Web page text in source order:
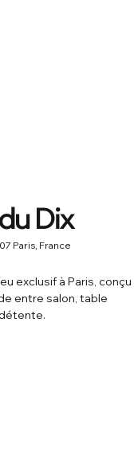
Dix
Paris, France
exclusif à Paris, conçu
entre salon, table